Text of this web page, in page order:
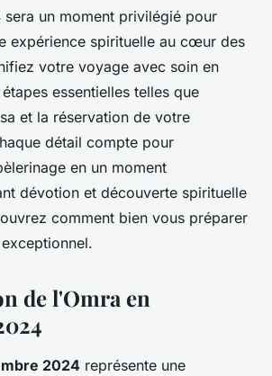
un moment privilégié pour
expérience spirituelle au cœur des
votre voyage avec soin en
essentielles telles que
et la réservation de votre
détail compte pour
en un moment
dévotion et découverte spirituelle
comment bien vous préparer
de l'Omra en
2024 représente une